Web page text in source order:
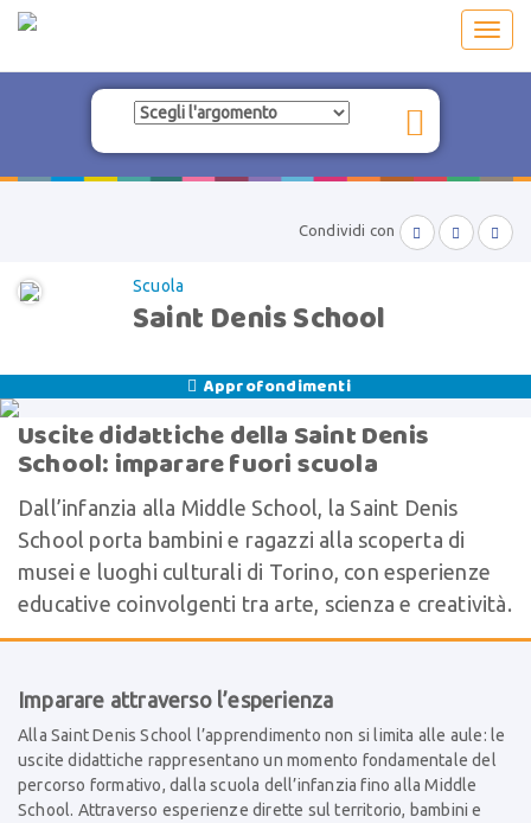
Condividi con   
Scuola
Saint Denis School
 Approfondimenti
Uscite didattiche della Saint Denis
School: imparare fuori scuola
Dall’infanzia alla Middle School, la Saint Denis
School porta bambini e ragazzi alla scoperta di
musei e luoghi culturali di Torino, con esperienze
educative coinvolgenti tra arte, scienza e creatività.
Imparare attraverso l’esperienza
Alla Saint Denis School l’apprendimento non si limita alle aule: le
uscite didattiche rappresentano un momento fondamentale del
percorso formativo, dalla scuola dell’infanzia fino alla Middle
School. Attraverso esperienze dirette sul territorio, bambini e